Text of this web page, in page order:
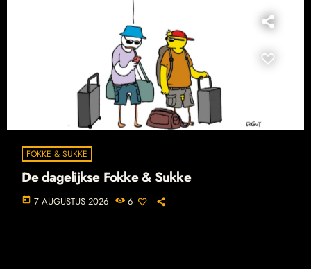
FOKKE & SUKKE
De dagelijkse Fokke & Sukke
today 7 AUGUSTUS 2026 6